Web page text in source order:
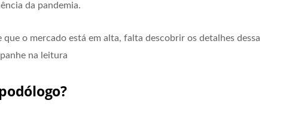
da pandemia.
que o mercado está em alta, falta descobrir os detalhes dessa
na leitura